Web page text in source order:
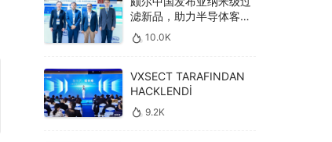
滤新品，助力半导体客户
良率提升
10.0K
VXSECT TARAFINDAN
HACKLENDİ
9.2K